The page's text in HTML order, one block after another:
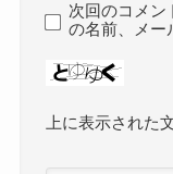
次回のコメン
の名前、メー
上に表示された